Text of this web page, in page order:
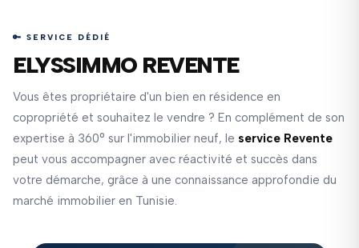
🔑 SERVICE DÉDIÉ
ELYSSIMMO REVENTE
Vous êtes propriétaire d'un bien en résidence en
copropriété et souhaitez le vendre ? En complément de son
expertise à 360° sur l'immobilier neuf, le service Revente
peut vous accompagner avec réactivité et succès dans
votre démarche, grâce à une connaissance approfondie du
marché immobilier en Tunisie.